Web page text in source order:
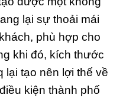
lại sự thoải mái
phù hợp cho
khi đó, kích thước
lại tạo nên lợi thế về
kiện thành phố